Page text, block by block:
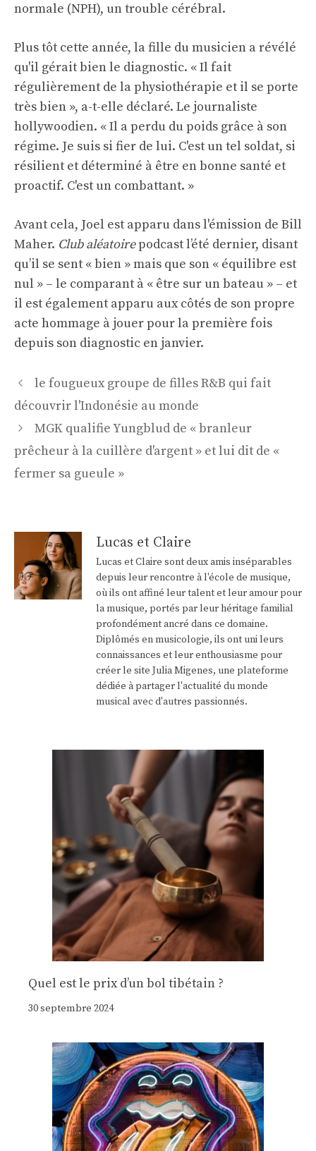
normale (NPH), un trouble cérébral.
Plus tôt cette année, la fille du musicien a révélé
qu'il gérait bien le diagnostic. « Il fait
régulièrement de la physiothérapie et il se porte
très bien », a-t-elle déclaré. Le journaliste
hollywoodien. « Il a perdu du poids grâce à son
régime. Je suis si fier de lui. C'est un tel soldat, si
résilient et déterminé à être en bonne santé et
proactif. C'est un combattant. »
Avant cela, Joel est apparu dans l'émission de Bill
Maher. Club aléatoirepodcast l’été dernier, disant
qu’il se sent « bien » mais que son « équilibre est
nul » – le comparant à « être sur un bateau » – et
il est également apparu aux côtés de son propre
acte hommage à jouer pour la première fois
depuis son diagnostic en janvier.
Navigation
des
le fougueux groupe de filles R&B qui fait
découvrir l'Indonésie au monde
MGK qualifie Yungblud de « branleur
prêcheur à la cuillère d'argent » et lui dit de «
fermer sa gueule »
Lucas et Claire
Lucas et Claire sont deux amis inséparables
depuis leur rencontre à l'école de musique,
où ils ont affiné leur talent et leur amour pour
la musique, portés par leur héritage familial
profondément ancré dans ce domaine.
Diplômés en musicologie, ils ont uni leurs
connaissances et leur enthousiasme pour
créer le site Julia Migenes, une plateforme
dédiée à partager l'actualité du monde
musical avec d'autres passionnés.
Quel est le prix d’un bol tibétain ?
30 septembre 2024